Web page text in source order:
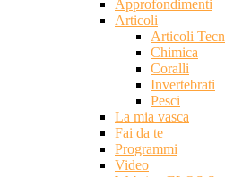
Approfondimenti
Articoli
Articoli
Chimica
Coralli
Invertebrati
Pesci
La mia vasca
Fai da te
Programmi
Video